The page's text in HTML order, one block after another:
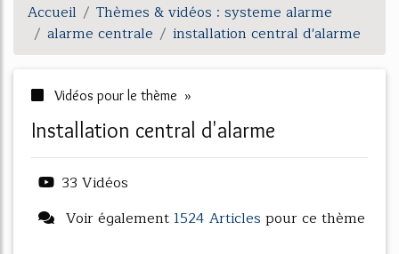
Accueil
Thèmes & vidéos : systeme alarme
alarme centrale
installation central d'alarme
Vidéos pour le thème »
installation central d'alarme
33 Vidéos
Voir également 1524 Articles pour ce thème